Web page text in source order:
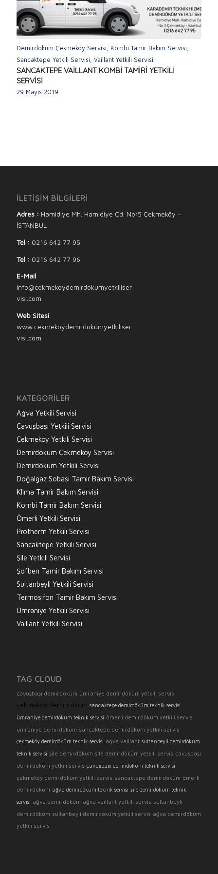
Demirdöküm Çekmeköy Servisi Kombi Tamir Bakım Servisi
Sancaktepe Yetkili Servisi Vaillant Yetkili Servisi
SANCAKTEPE VAİLLANT KOMBİ TAMİRİ YETKİLİ
SERVİSİ
29 Mayıs 2019
İLETİŞİM BİLGİLERİ
Adres : Hamidiye Mh. Hamidiye Cd. No:5 Çekmeköy –
İSTANBUL
Tel : 0216 642 77 95
Tel : 0216 642 77 96
E-Mail
info@cekmekoydemirdokumyetkiliser
visi.com
Web Sitesi
www.cekmekoydemirdokumyetkiliser
visi.com
KATEGORILER
Ağva Yetkili Servisi
Çavuşbaşı Yetkili Servisi
Çekmeköy Yetkili Servisi
Demirdöküm Çekmeköy Servisi
Demirdöküm Yetkili Servisi
Doğalgaz Sobası Tamir Bakım Servisi
Klima Tamir Bakım Servisi
Kombi Tamir Bakım Servisi
Ömerli Yetkili Servisi
Protherm Yetkili Servisi
Sancaktepe Yetkili Servisi
Şile Yetkili Servisi
Şofben Tamir Bakım Servisi
Sultanbeyli Yetkili Servisi
Termosifon Tamir Bakım Servisi
Ümraniye Yetkili Servisi
Vaillant Yetkili Servisi
TAG CLOUD
çavuşbaşı demirdöküm ümraniye demirdöküm yetkili servis
çekmeköy demirdöküm sancaktepe demirdöküm teknik servisi
ümraniye demirdöküm teknik servisi ömerli demirdöküm yetkili servis
ümraniye demirdöküm sancaktepe demirdöküm yetkili servis
çekmeköy demirdöküm teknik servisi ağva vaillant sultanbeyli demirdöküm
teknik servisi şile demirdöküm şile demirdöküm yetkili servis çavuşbaşı
demirdöküm yetkili servis çavuşbaşı demirdöküm teknik servisi
çekmeköy demirdöküm yetkili servis sancaktepe demirdöküm ömerli
demirdöküm ağva demirdöküm teknik servisi şile demirdöküm teknik
servisi ağva demirdöküm ağva vaillant yetkili servis sultanbeyli
demirdöküm sultanbeyli demirdöküm yetkili servis ağva demirdöküm
yetkili servis